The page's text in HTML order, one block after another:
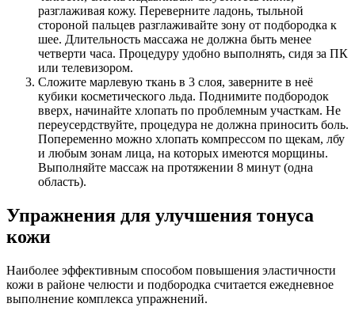
разглаживая кожу. Переверните ладонь, тыльной
стороной пальцев разглаживайте зону от подбородка к
шее. Длительность массажа не должна быть менее
четверти часа. Процедуру удобно выполнять, сидя за ПК
или телевизором.
Сложите марлевую ткань в 3 слоя, заверните в неё
кубики косметического льда. Поднимите подбородок
вверх, начинайте хлопать по проблемным участкам. Не
переусердствуйте, процедура не должна приносить боль.
Попеременно можно хлопать компрессом по щекам, лбу
и любым зонам лица, на которых имеются морщины.
Выполняйте массаж на протяжении 8 минут (одна
область).
Упражнения для улучшения тонуса
кожи
Наиболее эффективным способом повышения эластичности
кожи в районе челюсти и подбородка считается ежедневное
выполнение комплекса упражнений.